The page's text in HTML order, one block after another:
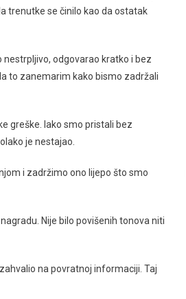
trenutke se činilo kao da ostatak
odgovarao kratko i bez
to zanemarim kako bismo zadržali
greške. Iako smo pristali bez
je nestajao.
i zadržimo ono lijepo što smo
Nije bilo povišenih tonova niti
na povratnoj informaciji. Taj